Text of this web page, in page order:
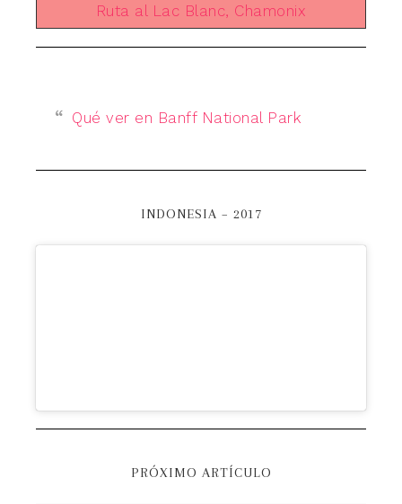
Ruta al Lac Blanc, Chamonix
Qué ver en Banff National Park
INDONESIA – 2017
PRÓXIMO ARTÍCULO